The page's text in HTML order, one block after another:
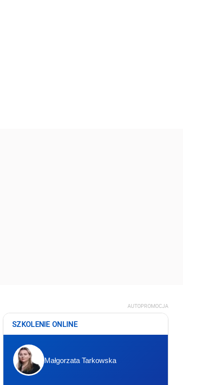
AUTOPROMOCJA
SZKOLENIE ONLINE
Małgorzata Tarkowska